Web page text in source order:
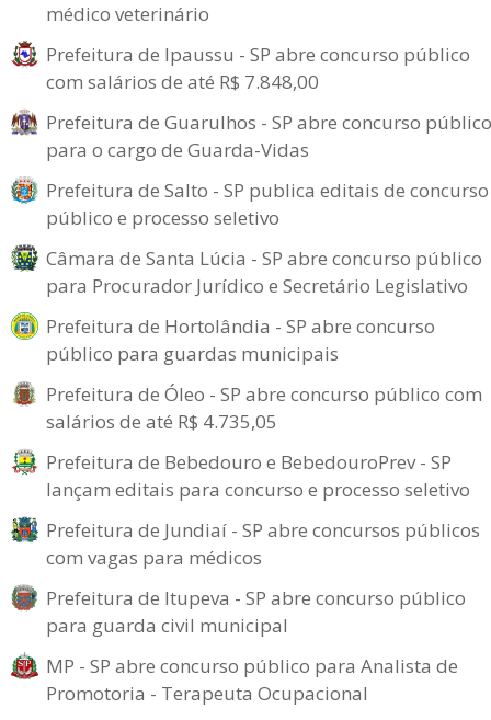
médico veterinário
Prefeitura de Ipaussu - SP abre concurso público
com salários de até R$ 7.848,00
Prefeitura de Guarulhos - SP abre concurso público
para o cargo de Guarda-Vidas
Prefeitura de Salto - SP publica editais de concurso
público e processo seletivo
Câmara de Santa Lúcia - SP abre concurso público
para Procurador Jurídico e Secretário Legislativo
Prefeitura de Hortolândia - SP abre concurso
público para guardas municipais
Prefeitura de Óleo - SP abre concurso público com
salários de até R$ 4.735,05
Prefeitura de Bebedouro e BebedouroPrev - SP
lançam editais para concurso e processo seletivo
Prefeitura de Jundiaí - SP abre concursos públicos
com vagas para médicos
Prefeitura de Itupeva - SP abre concurso público
para guarda civil municipal
MP - SP abre concurso público para Analista de
Promotoria - Terapeuta Ocupacional